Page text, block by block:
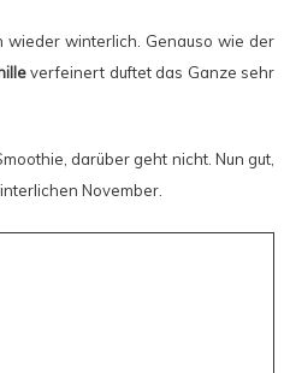
wieder winterlich. Genauso wie der
verfeinert duftet das Ganze sehr
darüber geht nicht. Nun gut,
November.